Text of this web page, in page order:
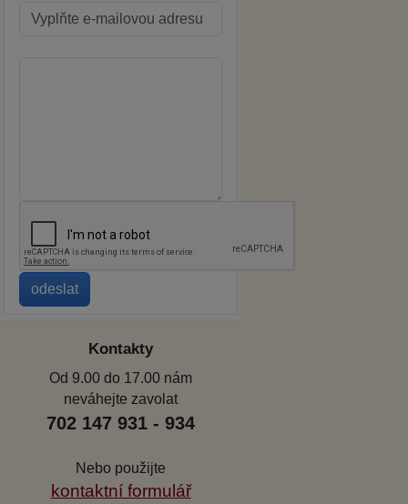
Kontakty
Od 9.00 do 17.00 nám
neváhejte zavolat
702 147 931 - 934
Nebo použijte
kontaktní formulář